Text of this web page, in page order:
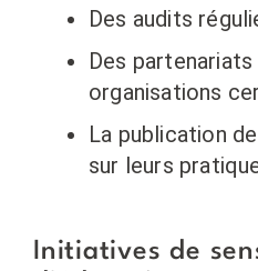
Des audits
Des
organisations
La publication
sur leurs
Initiatives de